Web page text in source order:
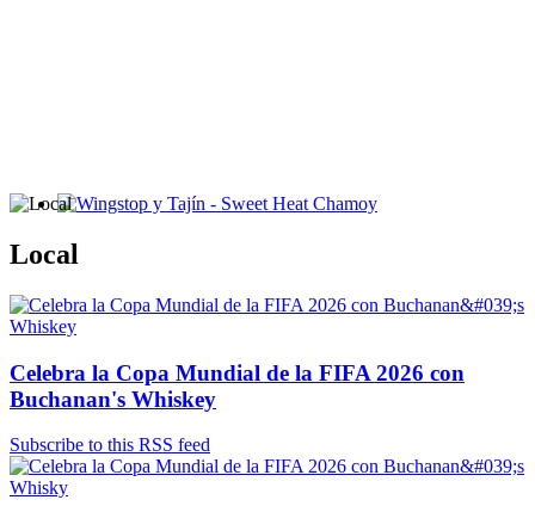
Local
Celebra la Copa Mundial de la FIFA 2026 con
Buchanan's Whiskey
Subscribe to this RSS feed